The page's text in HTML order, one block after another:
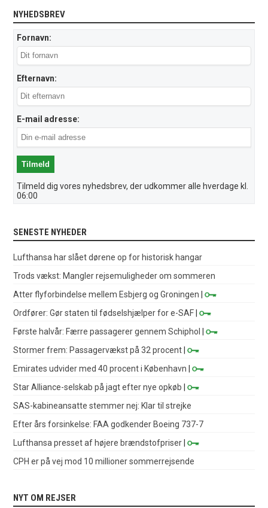
NYHEDSBREV
Fornavn:
Efternavn:
E-mail adresse:
Tilmeld dig vores nyhedsbrev, der udkommer alle hverdage kl.
06:00
SENESTE NYHEDER
Lufthansa har slået dørene op for historisk hangar
Trods vækst: Mangler rejsemuligheder om sommeren
Atter flyforbindelse mellem Esbjerg og Groningen |
Ordfører: Gør staten til fødselshjælper for e-SAF |
Første halvår: Færre passagerer gennem Schiphol
|
Stormer frem: Passagervækst på 32 procent |
Emirates udvider med 40 procent i København |
Star Alliance-selskab på jagt efter nye opkøb |
SAS-kabineansatte stemmer nej: Klar til strejke
Efter års forsinkelse: FAA godkender Boeing 737-7
Lufthansa presset af højere brændstofpriser |
CPH er på vej mod 10 millioner sommerrejsende
NYT OM REJSER